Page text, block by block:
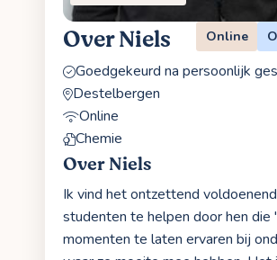
Over Niels Online
Goedgekeurd na persoonlijk
Destelbergen
Online
Chemie
Over Niels
Ik vind het ontzettend
studenten te helpen door hen die
momenten te laten ervaren bij